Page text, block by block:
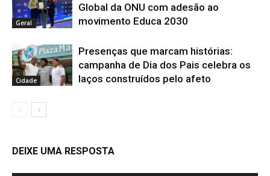
Geral
Global da ONU com adesão ao
movimento Educa 2030
Cidade
Presenças que marcam histórias:
campanha de Dia dos Pais celebra os
laços construídos pelo afeto
DEIXE UMA RESPOSTA